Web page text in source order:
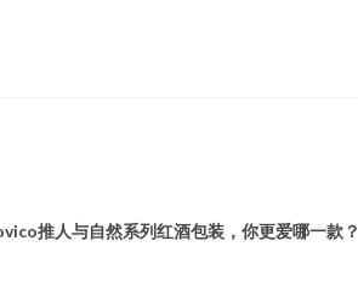
推人与自然系列红酒包装，你更爱哪一款？